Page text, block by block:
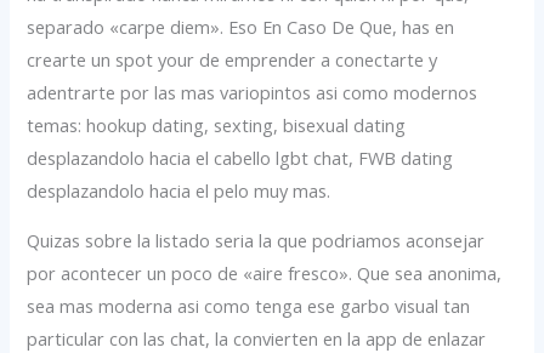
separado «carpe diem». Eso En Caso De Que, has en
crearte un spot your de emprender a conectarte y
adentrarte por las mas variopintos asi como modernos
temas: hookup dating, sexting, bisexual dating
desplazandolo hacia el cabello lgbt chat, FWB dating
desplazandolo hacia el pelo muy mas.
Quizas sobre la listado seria la que podriamos aconsejar
por acontecer un poco de «aire fresco». Que sea anonima,
sea mas moderna asi­ como tenga ese garbo visual tan
particular con las chat, la convierten en la app de enlazar